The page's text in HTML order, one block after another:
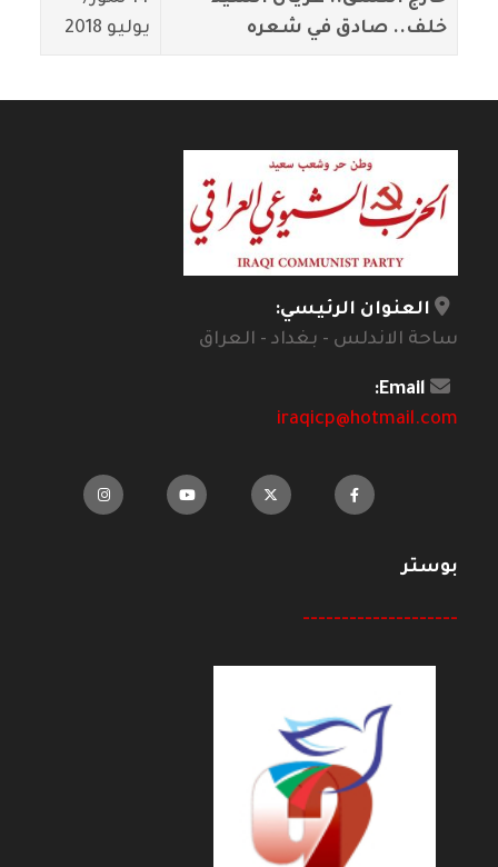
خلف.. صادق في شعره
يوليو 2018
العنوان الرئيسي:
ساحة الاندلس - بغداد - العراق
Email:
iraqicp@hotmail.com
بوستر
--------------------